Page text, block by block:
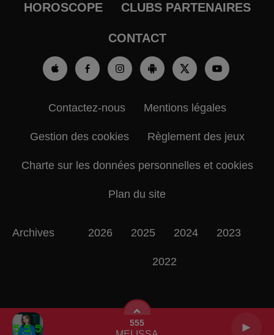
555
HOROSCOPE CLUBS PARTENAIRES
CONTACT
Contactez-nous Mentions légales
Gestion des cookies Règlement des jeux
Charte sur les données personnelles et cookies
Plan du site
Archives 2026 2025 2024 2023
2022